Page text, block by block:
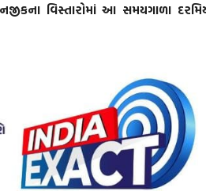
વિસ્તારોમાં આ સમયગાળા